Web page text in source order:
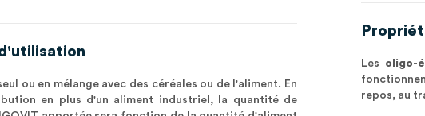
ou en mélange avec des céréales ou de l'aliment. En
en plus d'un aliment industriel, la quantité de
Les oligo-
repos, au